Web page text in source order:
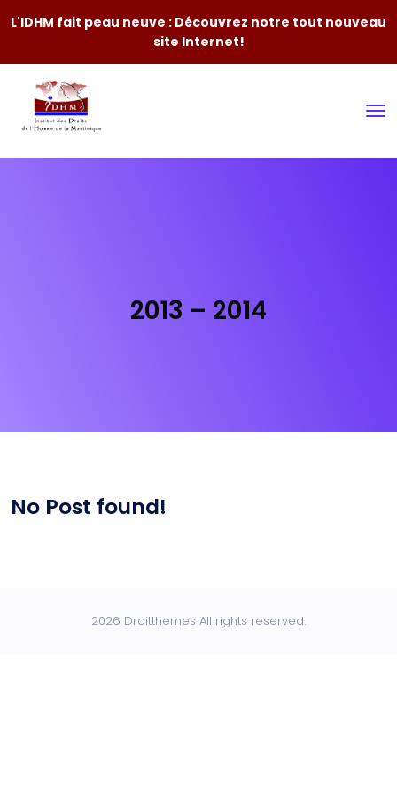
L'IDHM fait peau neuve : Découvrez notre tout nouveau
site Internet!
2013 – 2014
No Post found!
2026 Droitthemes All rights reserved.